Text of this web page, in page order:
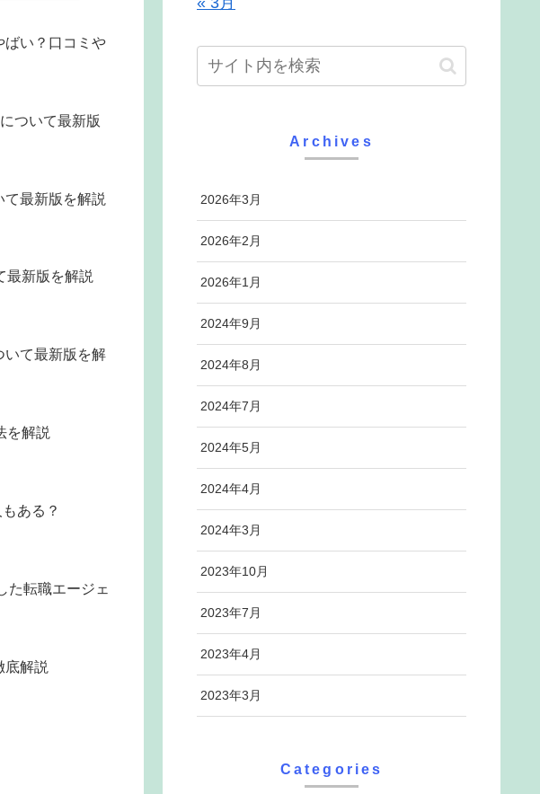
ばい？口コミや
ついて最新版
最新版を解説
最新版を解説
いて最新版を解
を解説
ある？
た転職エージェ
底解説
Archives
2026年3月
2026年2月
2026年1月
2024年9月
2024年8月
2024年7月
2024年5月
2024年4月
2024年3月
2023年10月
2023年7月
2023年4月
2023年3月
Categories